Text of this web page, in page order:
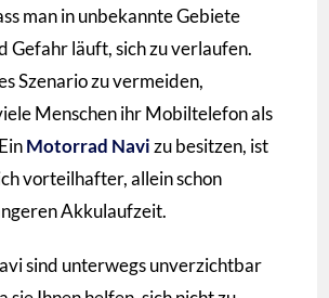
man in unbekannte Gebiete
Gefahr läuft, sich zu verlaufen.
Szenario zu vermeiden,
Menschen ihr Mobiltelefon als
Motorrad Navizu besitzen, ist
vorteilhafter, allein schon
Akkulaufzeit.
sind unterwegs unverzichtbar